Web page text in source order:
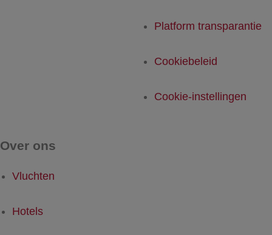
Platform transparantie
Cookiebeleid
Cookie-instellingen
Over ons
Vluchten
Hotels